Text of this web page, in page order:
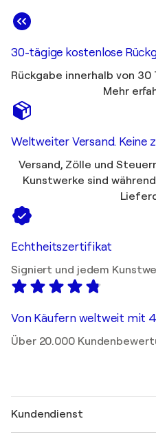
30-tägige kostenlose
Rückgabe innerhalb von
Mehr
Weltweiter Versand. Keine
Versand, Zölle und
Kunstwerke sind
Echtheitszertifikat
Signiert und jedem
Von Käufern weltweit mit
Über 20.000
Kundendienst